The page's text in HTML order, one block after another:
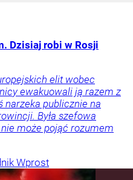
Dzisiaj robi w Rosji
elit wobec
ewakuowali ją razem z
narzeka publicznie na
Była szefowa
może pojąć rozumem
Wprost